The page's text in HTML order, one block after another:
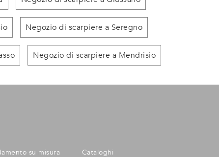
Negozio di scarpiere a Seregno
Negozio di scarpiere a Mendrisio
su misura Cataloghi